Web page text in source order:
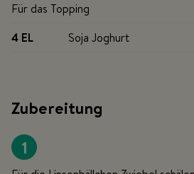
Für das Topping
4 EL
Soja Joghurt
Zubereitung
1